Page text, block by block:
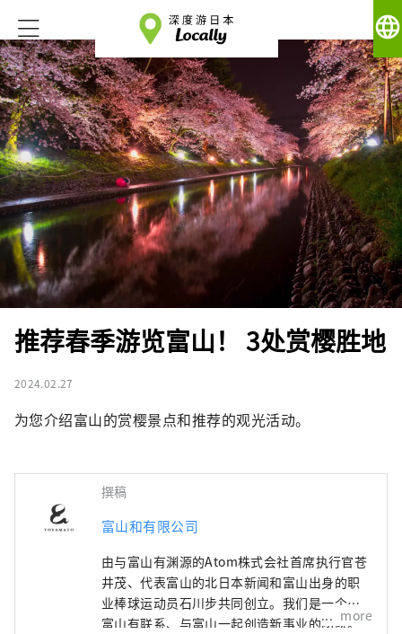
language
推荐春季游览富山！ 3处赏樱胜地
2024.02.27
为您介绍富山的赏樱景点和推荐的观光活动。
撰稿
富山和有限公司
由与富山有渊源的Atom株式会社首席执行官苍
井茂、代表富山的北日本新闻和富山出身的职
业棒球运动员石川步共同创立。我们是一个与
富山有联系、与富山一起创造新事业的团队。
more